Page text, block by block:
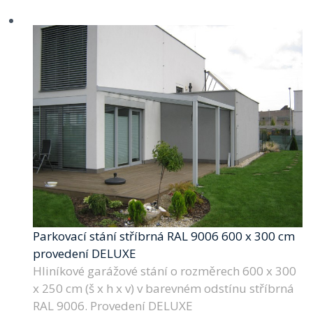
Parkovací stání stříbrná RAL 9006 600 x 300 cm
provedení DELUXE
Hliníkové garážové stání o rozměrech 600 x 300
x 250 cm (š x h x v) v barevném odstínu stříbrná
RAL 9006. Provedení DELUXE